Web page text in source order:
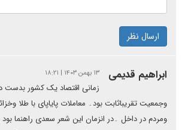
ارسال نظر
ابراهیم قدیمی ۱۳ بهمن ۱۴۰۳ | ۱۸:۲۱
زمانی اقتصاد یک کشور بدست
وجمعیت تقریباثابت بود۔ معاملات پایاپای با طلا
ومردم در داخل ۔در انزمان این شعر سعدی راهنما